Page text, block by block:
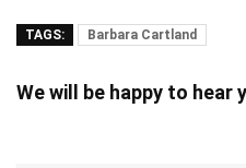
TAGS: Barbara Cartland
We will be happy to hear